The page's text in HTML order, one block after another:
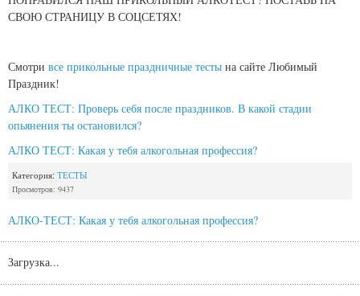
СВОЮ СТРАНИЦУ В СОЦСЕТЯХ!
Смотри все прикольные праздничные тесты на сайте Любимый
Праздник!
АЛКО ТЕСТ: Проверь себя после праздников. В какой стадии
опьянения ты остановился?
АЛКО ТЕСТ: Какая у тебя алкогольная профессия?
Категория: ТЕСТЫ
Просмотров: 9437
АЛКО-ТЕСТ: Какая у тебя алкогольная профессия?
Загрузка...